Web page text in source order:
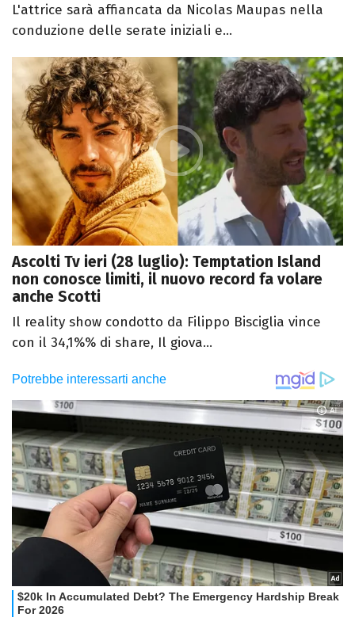
L'attrice sarà affiancata da Nicolas Maupas nella
conduzione delle serate iniziali e...
Ascolti Tv ieri (28 luglio): Temptation Island
non conosce limiti, il nuovo record fa volare
anche Scotti
Il reality show condotto da Filippo Bisciglia vince
con il 34,1%% di share, Il giova...